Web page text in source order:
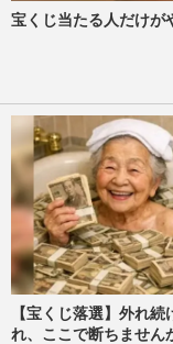
ジ
宝くじ当たる人だけが
【宝くじ落選】外れ続
れ、ここで断ちません